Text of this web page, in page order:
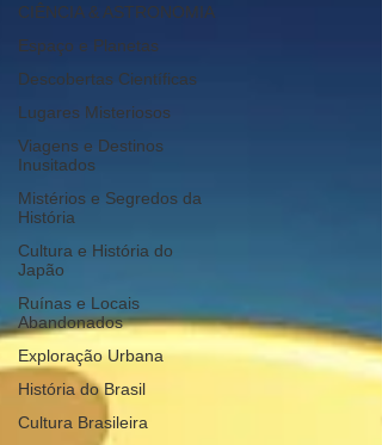
CIÊNCIA & ASTRONOMIA
Espaço e Planetas
Descobertas Científicas
Lugares Misteriosos
Viagens e Destinos
Inusitados
Mistérios e Segredos da
História
Cultura e História do
Japão
Ruínas e Locais
Abandonados
Exploração Urbana
História do Brasil
Cultura Brasileira